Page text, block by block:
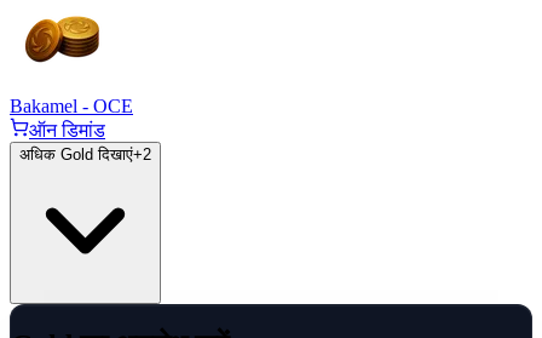
Bakamel - OCE
ऑन डिमांड
अधिक Gold दिखाएं+2